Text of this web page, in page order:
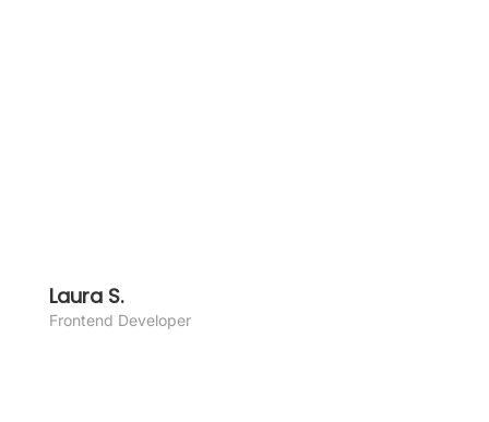
Lau­ra S.
Front­end Deve­lo­per